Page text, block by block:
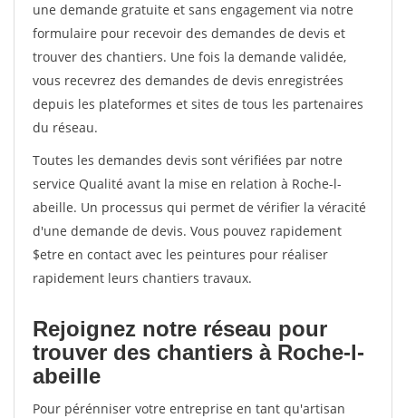
une demande gratuite et sans engagement via notre
formulaire pour recevoir des demandes de devis et
trouver des chantiers. Une fois la demande validée,
vous recevrez des demandes de devis enregistrées
depuis les plateformes et sites de tous les partenaires
du réseau.
Toutes les demandes devis sont vérifiées par notre
service Qualité avant la mise en relation à Roche-l-
abeille. Un processus qui permet de vérifier la véracité
d'une demande de devis. Vous pouvez rapidement
$etre en contact avec les peintures pour réaliser
rapidement leurs chantiers travaux.
Rejoignez notre réseau pour
trouver des chantiers à Roche-l-
abeille
Pour pérénniser votre entreprise en tant qu'artisan